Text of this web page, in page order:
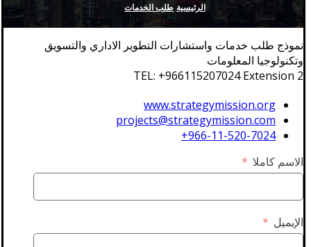
الرئيسية طلب الخدمات
نموذج طلب خدمات واستشارات التطوير الاداري والتسويق
وتكنولوجيا المعلومات
TEL: +966115207024 Extension 2
www.strategymission.org
projects@strategymission.com
966-11-520-7024+
الاسم كاملا
الإيميل